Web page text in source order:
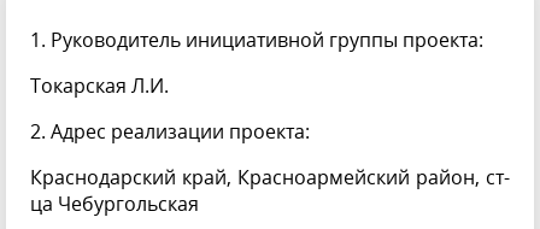
1. Руководитель инициативной группы проекта:
Токарская Л.И.
2. Адрес реализации проекта:
Краснодарский край, Красноармейский район, ст-
ца Чебургольская